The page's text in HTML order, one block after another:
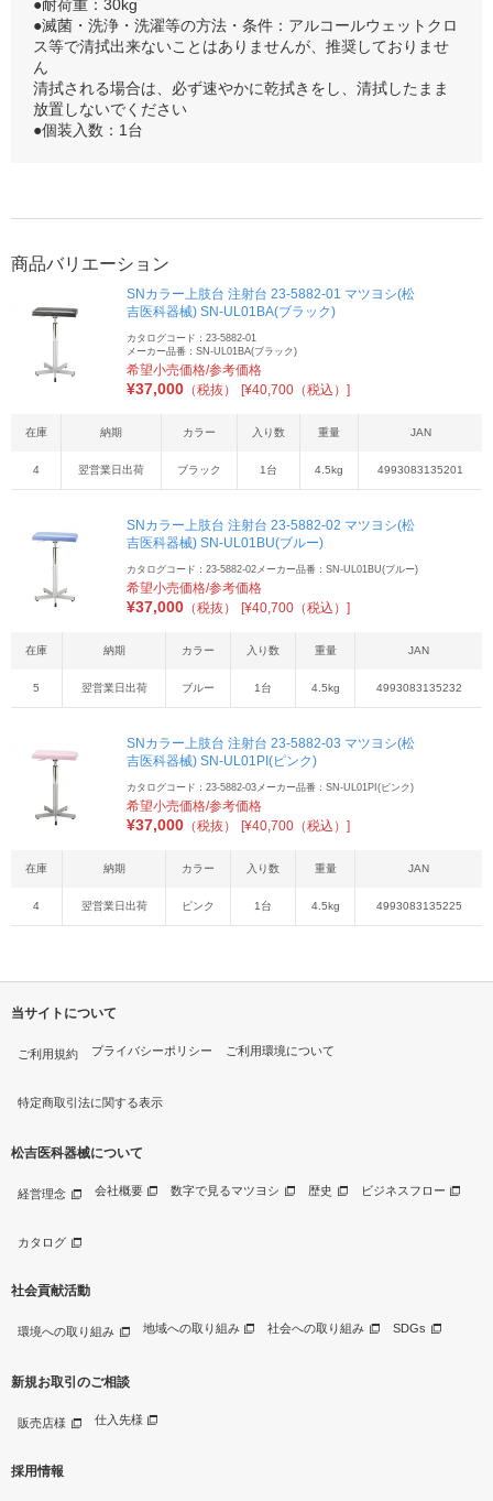
●耐荷重：30kg
●滅菌・洗浄・洗濯等の方法・条件：アルコールウェットクロ
ス等で清拭出来ないことはありませんが、推奨しておりませ
ん
清拭される場合は、必ず速やかに乾拭きをし、清拭したまま
放置しないでください
●個装入数：1台
商品バリエーション
SNカラー上肢台 注射台 23-5882-01 マツヨシ(松
吉医科器械) SN-UL01BA(ブラック)
カタログコード：23-5882-01
メーカー品番：SN-UL01BA(ブラック)
希望小売価格/参考価格
¥37,000 （税抜） [¥40,700（税込）]
在庫 納期 カラー 入り数 重量 JAN
4 翌営業日出荷 ブラック 1台 4.5kg 4993083135201
SNカラー上肢台 注射台 23-5882-02 マツヨシ(松
吉医科器械) SN-UL01BU(ブルー)
カタログコード：23-5882-02メーカー品番：SN-UL01BU(ブルー)
希望小売価格/参考価格
¥37,000 （税抜） [¥40,700（税込）]
在庫 納期 カラー 入り数 重量 JAN
5 翌営業日出荷 ブルー 1台 4.5kg 4993083135232
SNカラー上肢台 注射台 23-5882-03 マツヨシ(松
吉医科器械) SN-UL01PI(ピンク)
カタログコード：23-5882-03メーカー品番：SN-UL01PI(ピンク)
希望小売価格/参考価格
¥37,000 （税抜） [¥40,700（税込）]
在庫 納期 カラー 入り数 重量 JAN
4 翌営業日出荷 ピンク 1台 4.5kg 4993083135225
当サイトについて
ご利用規約 プライバシーポリシー ご利用環境について
特定商取引法に関する表示
松吉医科器械について
経営理念 会社概要 数字で見るマツヨシ 歴史 ビジネスフロー
カタログ
社会貢献活動
環境への取り組み 地域への取り組み 社会への取り組み SDGs
新規お取引のご相談
販売店様 仕入先様
採用情報